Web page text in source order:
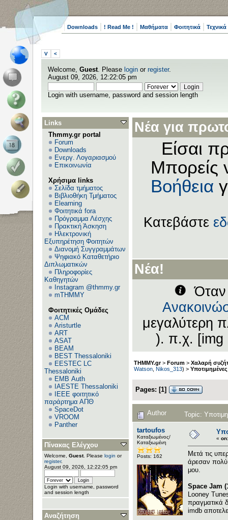
Downloads ! Read Me ! Μαθήματα Φοιτητικά
V <
Welcome, Guest. Please login or register.
August 09, 2026, 12:22:05 pm
Login with username, password and session length
Links
Thmmy.gr portal
Forum
Downloads
Ενεργ. Λογαριασμού
Επικοινωνία
Χρήσιμα links
Σελίδα τμήματος
Βιβλιοθήκη Τμήματος
Elearning
Φοιτητικά fora
Πρόγραμμα Λέσχης
Πρακτική Άσκηση
Ηλεκτρονική
Εξυπηρέτηση Φοιτητών
Διανομή Συγγραμμάτων
Ψηφιακό Καταθετήριο
Διπλωματικών
Πληροφορίες
Καθηγητών
Instagram @thmmy.gr
mTHMMY
Φοιτητικές Ομάδες
ACM
Aristurtle
ART
ASAT
BEAM
BEST Thessaloniki
EESTEC LC
Thessaloniki
EΜΒ Auth
IAESTE Thessaloniki
IEEE φοιτητικό
παράρτημα ΑΠΘ
SpaceDot
VROOM
Panther
Πίνακας Ελέγχου
Welcome, Guest. Please login or
register.
August 09, 2026, 12:22:05 pm
Login with username, password
and session length
Αναζήτηση
Νέα για
Είσαι
Μπορείς
Βοήθεια
Κατεβάστε
Νέα!
Όταν
μεγαλύτερη
). π.χ. [img
THMMY.gr> Forum > Χαλαρή
Watson, Nikos_313) > Υποτιμημένες
Pages: [1]
Author Topic:
tartoufos
Καταξιωμένος/
Καταξιωμένη
Posts: 162
« on:
Μετά τις
άρεσαν πολύ
μου.
Space Jam
Looney
πραγματικά
imdb